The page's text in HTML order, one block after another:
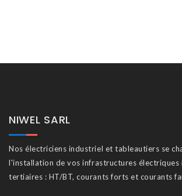
NIWEL SARL
Nos électriciens industriel et tableautiers se
l'installation de vos infrastructures électriques
tertiaires : HT/BT, courants forts et courants